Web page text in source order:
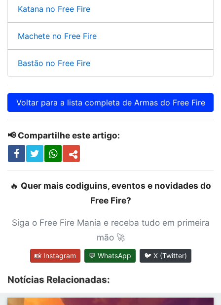
Katana no Free Fire
Machete no Free Fire
Bastão no Free Fire
Voltar para a lista completa de Armas do Free Fire
📢 Compartilhe este artigo:
🔥 Quer mais codiguins, eventos e novidades do
Free Fire?
Siga o Free Fire Mania e receba tudo em primeira
mão 🚀
📸 Instagram 💬 WhatsApp 🐦 X (Twitter)
Notícias Relacionadas: